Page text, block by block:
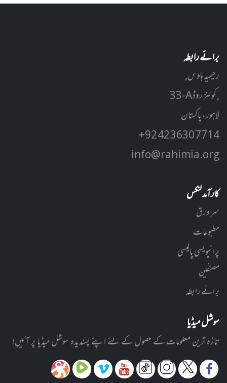
برائے رابطہ
رحیمیہ ہاوس,
33-A کوئنز روڈ ,
لاہور، پاکستان
+92 42 3630 7714
info@rahimia.org
کارآمد لنکس
سر ورق
مطبوعات
پرائیویسی پالیسی
مصنفین
برائے رابطہ
سوشل میڈیا
تازہ ترین معلومات کے حصول کے لئے اپنے پسندیدہ سوشل میڈیا پر آئیں!